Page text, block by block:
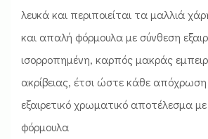
λευκά και περιποιείται τα μαλλιά
και απαλή φόρμουλα με σύνθεση
ισορροπημένη, καρπός μακράς
ακρίβειας, έτσι ώστε κάθε απόχρωση
εξαιρετικό χρωματικό αποτέλεσμα
φόρμουλα